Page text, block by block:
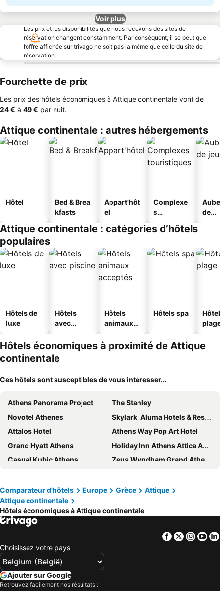
Voir plus
Les prix et les disponibilités que nous recevons des sites de
réservation changent constamment. Par conséquent, il se peut que
l’offre affichée sur trivago ne soit pas la même que celle du site de
réservation.
Fourchette de prix
Les prix des hôtels économiques à Attique continentale vont de
‎24 € à ‎49 € par nuit.
Attique continentale : autres hébergements
Hôtel
Bed & Brea
kfasts
Appart'hôt
el
Complexe
s
s
de
Attique continentale : catégories d’hôtels
populaires
Hôtels de
luxe
Hôtels
avec
Hôtels
animaux
Hôtels spa
Hôtels économiques à proximité de Attique
continentale
Ces hôtels sont susceptibles de vous intéresser...
Athens Panorama Project
The Stanley
Novotel Athenes
Skylark, Aluma Hotels & Resorts
Attalos Hotel
Athens Way Pop Art Hotel
Grand Hyatt Athens
Holiday Inn Athens Attica Av. Airport West by IHG
Casual Kubic Athens
Zeus Wyndham Grand Athens
Art Hotel Athens
Breeze Boutique Athens
Hotel President
Figleaf Kypseli
Sofitel Athens Airport
Arion Athens Hotel
Novus City Hotel
Mosaikon
Athens One Smart Hotel
Central Hotel
Comparateur d'hôtels Europe Grèce
Attique
Attique continentale
Hôtels économiques à Attique continentale
Facebook
Twitter
Choisissez votre pays
Ajouter sur Google
Retrouvez facilement nos résultats :